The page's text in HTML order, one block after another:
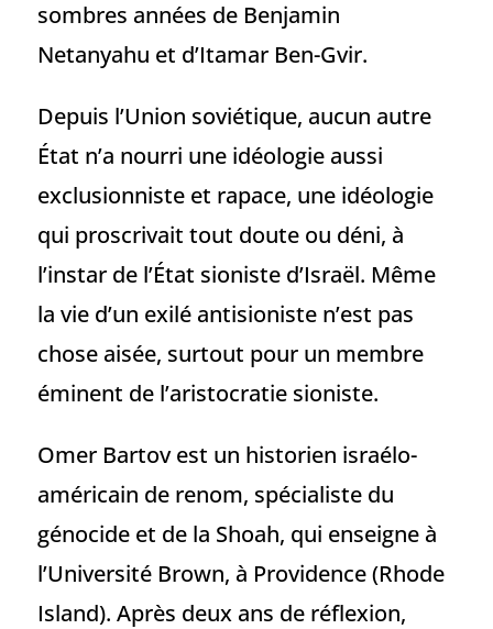
sombres années de Benjamin
Netanyahu et d’Itamar Ben-Gvir.
Depuis l’Union soviétique, aucun autre
État n’a nourri une idéologie aussi
exclusionniste et rapace, une idéologie
qui proscrivait tout doute ou déni, à
l’instar de l’État sioniste d’Israël. Même
la vie d’un exilé antisioniste n’est pas
chose aisée, surtout pour un membre
éminent de l’aristocratie sioniste.
Omer Bartov est un historien israélo-
américain de renom, spécialiste du
génocide et de la Shoah, qui enseigne à
l’Université Brown, à Providence (Rhode
Island). Après deux ans de réflexion,